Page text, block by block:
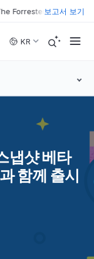
Wave™: XDR 플랫
보고서 보기
KR
냅샷 베타
함께 출시